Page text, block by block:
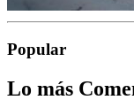
Popular
Lo más